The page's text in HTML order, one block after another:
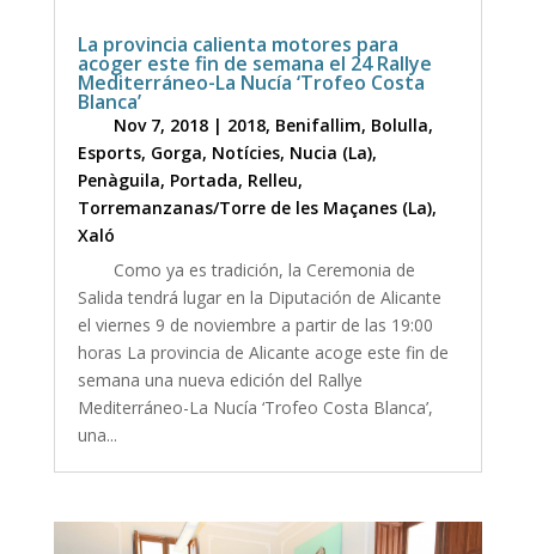
La provincia calienta motores para
acoger este fin de semana el 24 Rallye
Mediterráneo-La Nucía ‘Trofeo Costa
Blanca’
Nov 7, 2018| 2018, Benifallim, Bolulla,
Esports, Gorga, Notícies, Nucia (La),
Penàguila, Portada, Relleu,
Torremanzanas/Torre de les Maçanes (La),
Xaló
Como ya es tradición, la Ceremonia de
Salida tendrá lugar en la Diputación de Alicante
el viernes 9 de noviembre a partir de las 19:00
horas La provincia de Alicante acoge este fin de
semana una nueva edición del Rallye
Mediterráneo-La Nucía ‘Trofeo Costa Blanca’,
una...